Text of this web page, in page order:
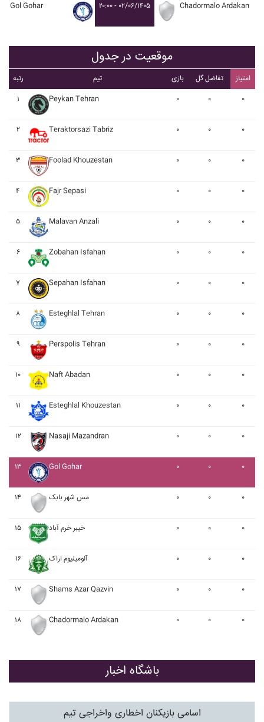
Gol Gohar ۲۰:۰۰ - ۰۲/۰۶/۱۴۰۵ Chadormalo Ardakan
موقعیت در جدول
رتبه تیم بازی تفاضل گل
امتیاز
۱
Peykan Tehran ۰ ۰ ۰
۲ Teraktorsazi Tabriz ۰ ۰ ۰
۳ Foolad Khouzestan ۰ ۰ ۰
۴ Fajr Sepasi ۰ ۰ ۰
۵ Malavan Anzali ۰ ۰ ۰
۶ Zobahan Isfahan ۰ ۰ ۰
۷ Sepahan Isfahan ۰ ۰ ۰
۸ Esteghlal Tehran ۰ ۰ ۰
۹ Perspolis Tehran ۰ ۰ ۰
۱۰ Naft Abadan ۰ ۰ ۰
۱۱ Esteghlal Khouzestan ۰ ۰ ۰
۱۲ Nasaji Mazandran ۰ ۰ ۰
۱۳ Gol Gohar ۰ ۰ ۰
۱۴ مس شهر بابک ۰ ۰ ۰
۱۵ خيبر خرم آباد ۰ ۰ ۰
۱۶ آلومينيوم اراک ۰ ۰ ۰
۱۷ Shams Azar Qazvin ۰ ۰ ۰
۱۸ Chadormalo Ardakan ۰ ۰ ۰
باشگاه اخبار
اسامی بازیکنان اخطاری واخراجی تیم